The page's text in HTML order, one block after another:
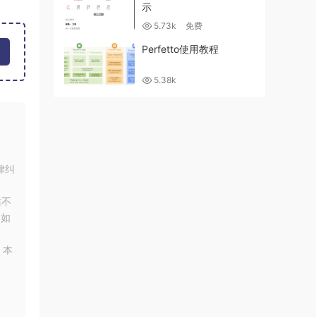
纠
本
示
5.73k 免费
Perfetto使用教程
5.38k